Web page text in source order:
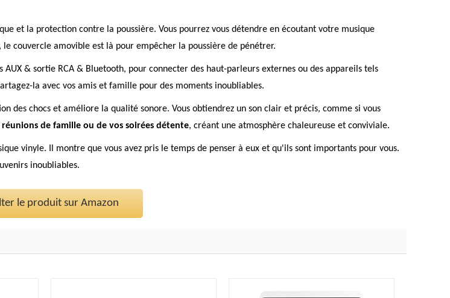
et la protection contre la poussière. Vous pourrez vous détendre en écoutant votre musique
couvercle amovible est là pour empêcher la poussière de pénétrer.
& sortie RCA & Bluetooth, pour connecter des haut-parleurs externes ou des appareils tels
la avec vos amis et famille pour des moments inoubliables.
des chocs et améliore la qualité sonore. Vous obtiendrez un son clair et précis, comme si vous
de famille ou de vos soirées détente, créant une atmosphère chaleureuse et conviviale.
vinyle. Il montre que vous avez pris le temps de penser à eux et qu'ils sont importants pour vous.
inoubliables.
le produit sur Amazon